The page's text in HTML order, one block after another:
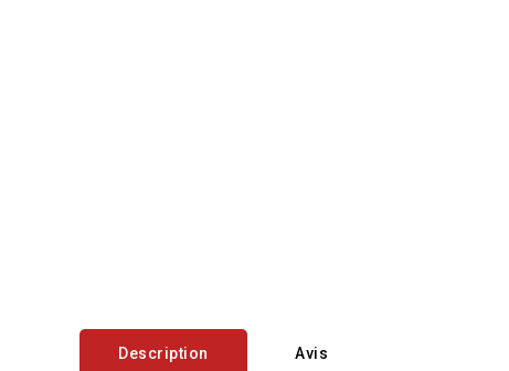
Description Avis